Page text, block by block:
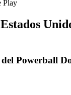
Play
Powerball